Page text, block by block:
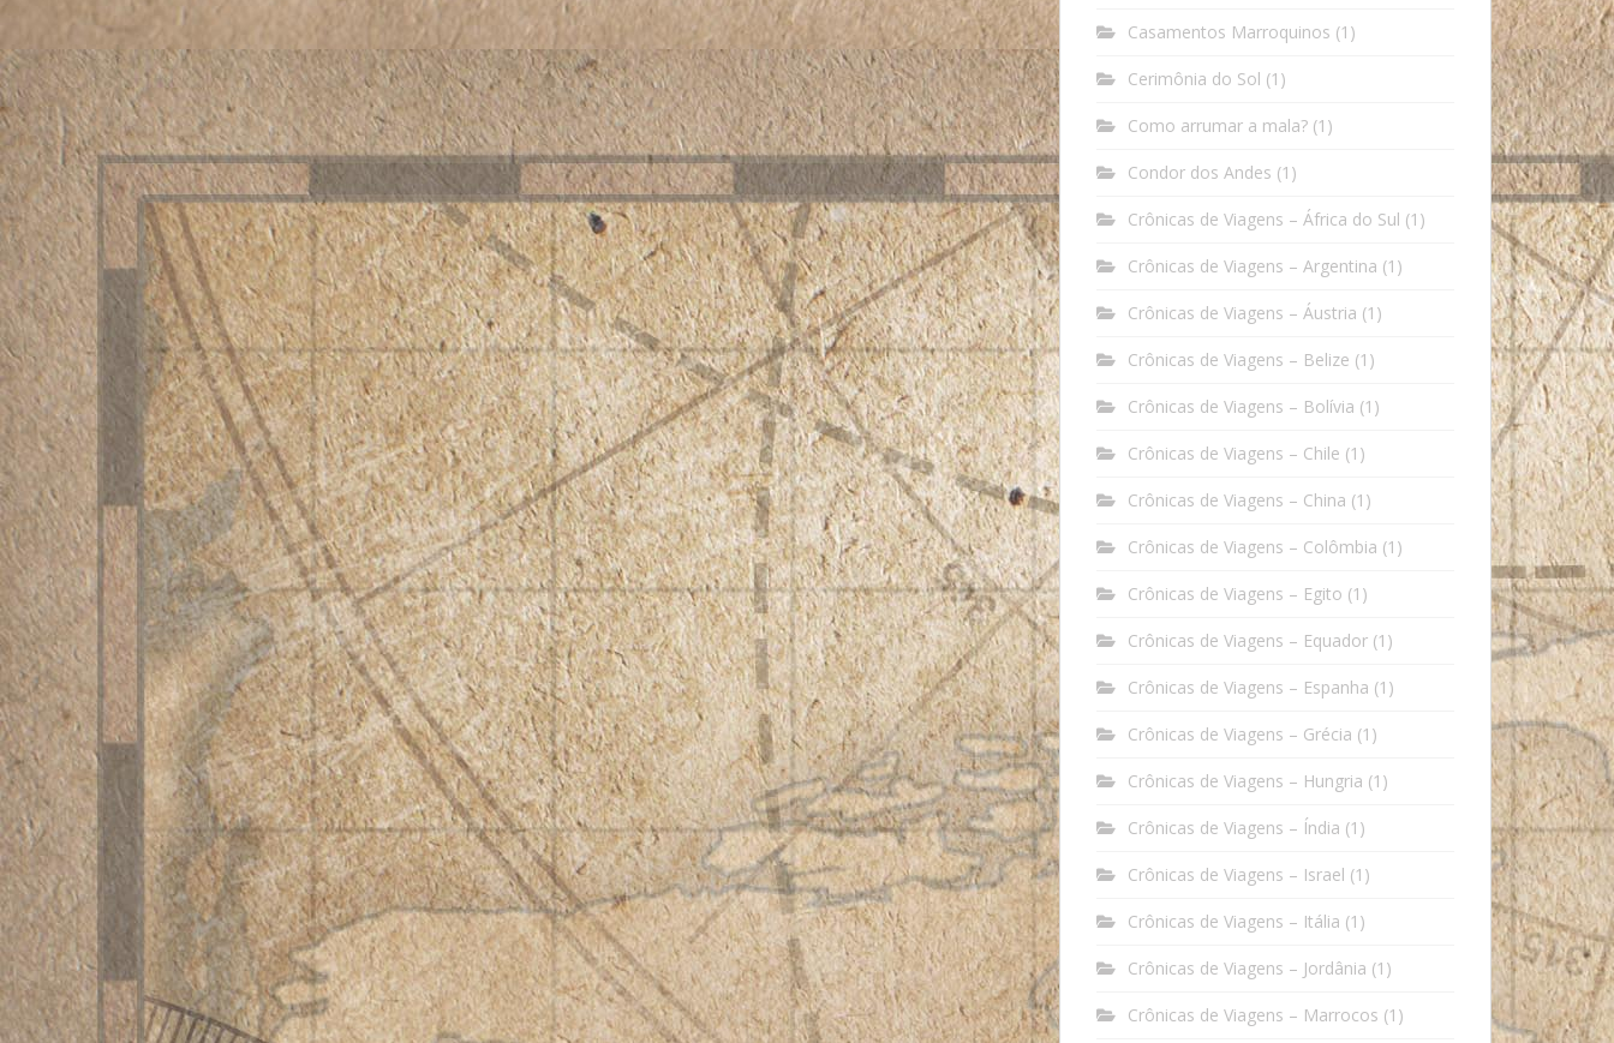
Casamentos Marroquinos (1)
Cerimônia do Sol (1)
Como arrumar a mala? (1)
Condor dos Andes (1)
Crônicas de Viagens – África do Sul (1)
Crônicas de Viagens – Argentina (1)
Crônicas de Viagens – Áustria (1)
Crônicas de Viagens – Belize (1)
Crônicas de Viagens – Bolívia (1)
Crônicas de Viagens – Chile (1)
Crônicas de Viagens – China (1)
Crônicas de Viagens – Colômbia (1)
Crônicas de Viagens – Egito (1)
Crônicas de Viagens – Equador (1)
Crônicas de Viagens – Espanha (1)
Crônicas de Viagens – Grécia (1)
Crônicas de Viagens – Hungria (1)
Crônicas de Viagens – Índia (1)
Crônicas de Viagens – Israel (1)
Crônicas de Viagens – Itália (1)
Crônicas de Viagens – Jordânia (1)
Crônicas de Viagens – Marrocos (1)